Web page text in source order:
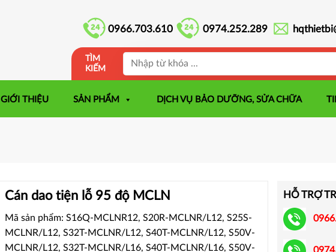
0966.703.610 0974.252.289
TÌM
KIẾM
GIỚI THIỆU SẢN PHẨM DỊCH VỤ BẢO DƯỠNG, SỬA CHỮA
HỖ TRỢ
Cán dao tiện lỗ 95 độ MCLN
Mã sản phẩm: S16Q-MCLNR12, S20R-MCLNR/L12, S25S-
MCLNR/L12, S32T-MCLNR/L12, S40T-MCLNR/L12, S50V-
MCLNR/L12, S32T-MCLNR/L16, S40T-MCLNR/L16, S50V-